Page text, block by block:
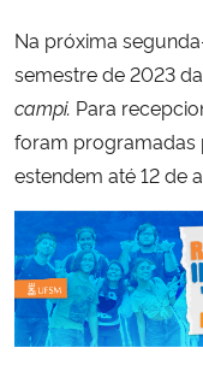
Controladoria-Geral da União
Ministério da Mulher, da
Secretaria-Geral
Secretaria de Governo
Gabinete de Segurança
Na próxima
semestre de 2023
campi. Para
foram programadas
estendem até 12 de